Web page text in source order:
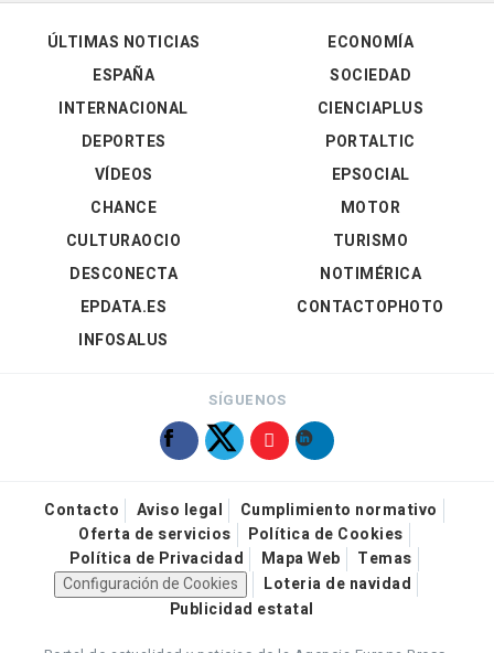
ÚLTIMAS NOTICIAS
ESPAÑA
INTERNACIONAL
DEPORTES
VÍDEOS
ECONOMÍA
SOCIEDAD
CIENCIAPLUS
PORTALTIC
EPSOCIAL
CHANCE
CULTURAOCIO
DESCONECTA
EPDATA.ES
INFOSALUS
MOTOR
TURISMO
NOTIMÉRICA
CONTACTOPHOTO
SÍGUENOS
Contacto Aviso legal
Cumplimiento normativo
Oferta de servicios
Política de Cookies
Política de Privacidad
Mapa Web
Temas
Configuración de Cookies
Loteria de navidad
Publicidad estatal